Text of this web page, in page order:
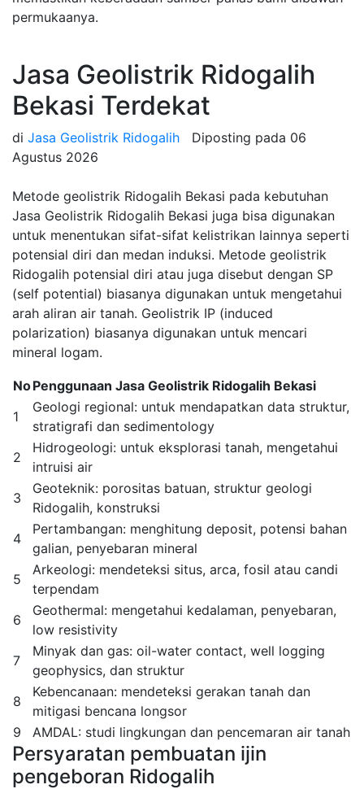
permukaanya.
Jasa Geolistrik Ridogalih
Bekasi Terdekat
di Jasa Geolistrik Ridogalih Diposting pada 06
Agustus 2026
Metode geolistrik Ridogalih Bekasi pada kebutuhan
Jasa Geolistrik Ridogalih Bekasi juga bisa digunakan
untuk menentukan sifat-sifat kelistrikan lainnya seperti
potensial diri dan medan induksi. Metode geolistrik
Ridogalih potensial diri atau juga disebut dengan SP
(self potential) biasanya digunakan untuk mengetahui
arah aliran air tanah. Geolistrik IP (induced
polarization) biasanya digunakan untuk mencari
mineral logam.
NoPenggunaan Jasa Geolistrik Ridogalih Bekasi
1
Geologi regional: untuk mendapatkan data struktur,
stratigrafi dan sedimentology
2
Hidrogeologi: untuk eksplorasi tanah, mengetahui
intruisi air
3
Geoteknik: porositas batuan, struktur geologi
Ridogalih, konstruksi
4
Pertambangan: menghitung deposit, potensi bahan
galian, penyebaran mineral
5
Arkeologi: mendeteksi situs, arca, fosil atau candi
terpendam
6
Geothermal: mengetahui kedalaman, penyebaran,
low resistivity
7
Minyak dan gas: oil-water contact, well logging
geophysics, dan struktur
8
Kebencanaan: mendeteksi gerakan tanah dan
mitigasi bencana longsor
9
AMDAL: studi lingkungan dan pencemaran air tanah
Persyaratan pembuatan ijin
pengeboran Ridogalih